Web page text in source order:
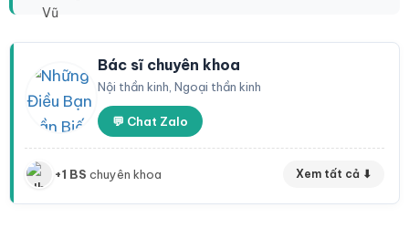
Bác sĩ chuyên khoa
Nội thần kinh, Ngoại thần kinh
💬 Chat Zalo
+1 BS chuyên khoa Xem tất cả ⬇